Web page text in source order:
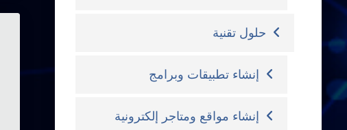
حلول تقنية
إنشاء تطبيقات وبرامج
إنشاء مواقع ومتاجر إلكترونية